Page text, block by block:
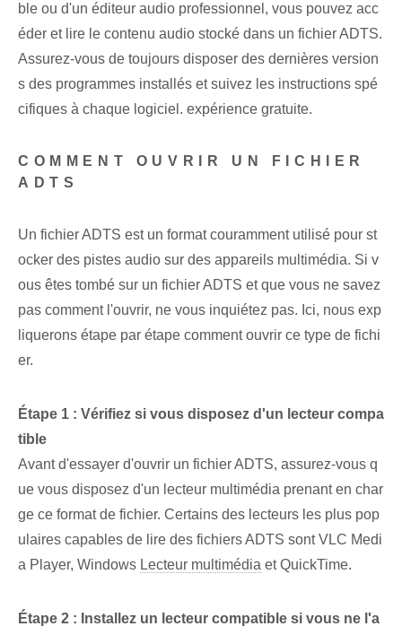
ble ou d'un éditeur audio professionnel, vous pouvez acc
éder et lire le contenu audio stocké dans un fichier ADTS.
Assurez-vous de toujours disposer des dernières version
s des programmes installés et suivez les instructions spé
cifiques à chaque logiciel. expérience gratuite.
COMMENT OUVRIR UN FICHIER
ADTS
Un fichier ADTS est un format couramment utilisé pour st
ocker des pistes audio sur des appareils multimédia. Si v
ous êtes tombé sur un fichier ADTS et que vous ne savez
pas comment l'ouvrir, ne vous inquiétez pas. Ici, nous exp
liquerons étape par étape comment ouvrir ce type de fichi
er.
Étape 1 : Vérifiez si​ vous disposez d'un lecteur compa
tible
Avant d'essayer d'ouvrir un fichier ADTS, assurez-vous q
ue vous disposez d'un lecteur multimédia prenant en char
ge ce format de fichier. Certains des lecteurs les plus pop
ulaires capables de lire des fichiers ADTS sont VLC⁢ Medi
a ‌Player, Windows Lecteur multimédia et QuickTime.
Étape 2 : Installez un lecteur compatible si vous ne l'a